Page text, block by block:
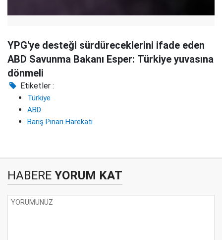
YPG'ye desteği sürdüreceklerini ifade eden
ABD Savunma Bakanı Esper: Türkiye yuvasına
dönmeli
Etiketler :
Türkiye
ABD
Barış Pınarı Harekatı
HABERE YORUM KAT